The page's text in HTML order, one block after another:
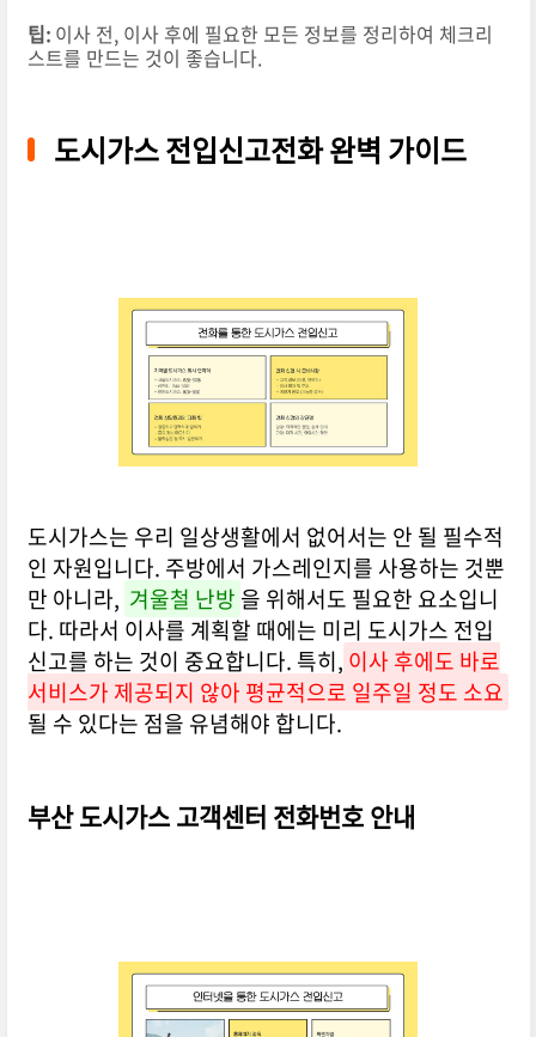
팁:이사 전, 이사 후에 필요한 모든 정보를 정리하여 체크리
스트를 만드는 것이 좋습니다.
도시가스 전입신고전화 완벽 가이드
도시가스는 우리 일상생활에서 없어서는 안 될 필수적
인 자원입니다. 주방에서 가스레인지를 사용하는 것뿐
만 아니라, 겨울철 난방 을 위해서도 필요한 요소입니
다. 따라서 이사를 계획할 때에는 미리 도시가스 전입
신고를 하는 것이 중요합니다. 특히, 이사 후에도 바로
서비스가 제공되지 않아 평균적으로 일주일 정도 소요
될 수 있다는 점을 유념해야 합니다.
부산 도시가스 고객센터 전화번호 안내